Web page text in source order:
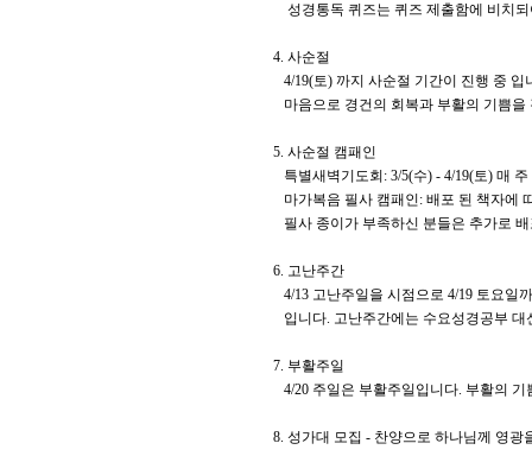
성경통독 퀴즈는 퀴즈 제출함에 비치
4. 사순절
4/19(토) 까지 사순절 기간이 진행 중
마음으로 경건의 회복과 부활의 기쁨을
5. 사순절 캠패인
특별새벽기도회: 3/5(수) - 4/19(토) 매 주
마가복음 필사 캠패인: 배포 된 책자에
필사 종이가 부족하신 분들은 추가로
6. 고난주간
4/13 고난주일을 시점으로 4/19 토요일
입니다. 고난주간에는 수요성경공부
7. 부활주일
4/20 주일은 부활주일입니다. 부활의
8. 성가대 모집 - 찬양으로 하나님께 영